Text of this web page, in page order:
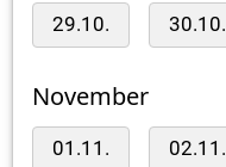
29.10. 30.10.
November
01.11. 02.11.